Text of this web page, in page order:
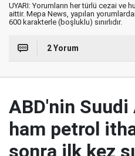
UYARI: Yorumların her türlü cezai ve
aittir. Mepa News, yapılan
600 karakterle (boşluklu) sınırlıdır.
2 Yorum
ABD'nin
ham petrol
sonra ilk kez